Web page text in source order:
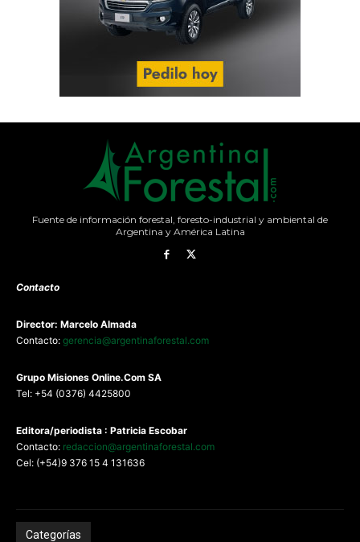
Fuente de información forestal, foresto-industrial y ambiental de
Argentina y América Latina
Contacto
Director: Marcelo Almada
Contacto: gerencia@argentinaforestal.com
Grupo Misiones Online.Com SA
Tel: +54 (0376) 4425800
Editora/periodista : Patricia Escobar
Contacto: redaccion@argentinaforestal.com
Cel: (+54)9 376 15 4 131636
Categorías